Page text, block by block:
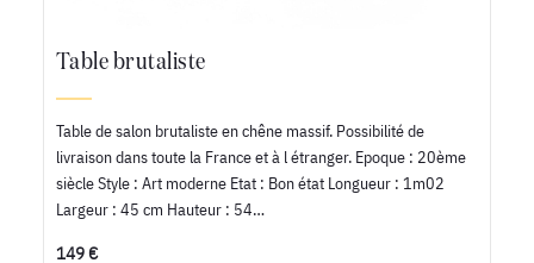
Table brutaliste
Table de salon brutaliste en chêne massif. Possibilité de
livraison dans toute la France et à l étranger. Epoque : 20ème
siècle Style : Art moderne Etat : Bon état Longueur : 1m02
Largeur : 45 cm Hauteur : 54…
149 €